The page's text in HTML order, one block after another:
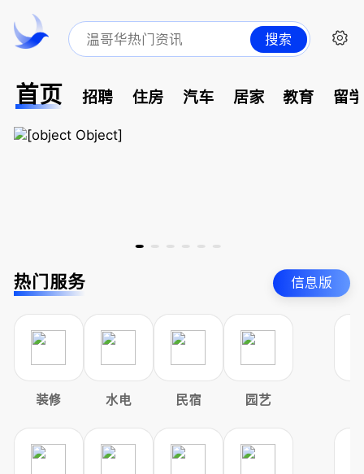
搜索
首页 招聘 住房 汽车 居家 教育 留
热门服务 信息版
装修 水电 民宿 园艺